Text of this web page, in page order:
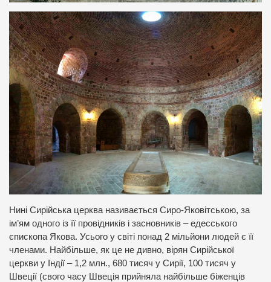
Нині Сирійська церква називається Сиро-Яковітською, за
ім’ям одного із її провідників і засновників – едесського
єпископа Якова. Усього у світі понад 2 мільйони людей є її
членами. Найбільше, як це не дивно, вірян Сирійської
церкви у Індії – 1,2 млн., 680 тисяч у Сирії, 100 тисяч у
Швеції (свого часу Швеція прийняла найбільше біженців